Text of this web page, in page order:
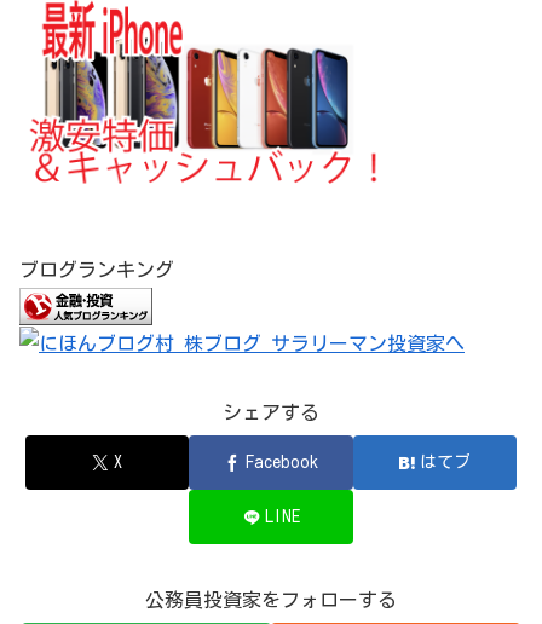
ブログランキング
シェアする
X Facebook はてブ
LINE
公務員投資家をフォローする